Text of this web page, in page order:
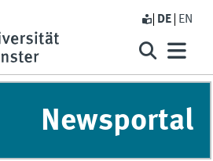
DE EN
Newsportal